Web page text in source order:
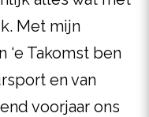
Met mijn
‘e Takomst ben
en van
voorjaar ons